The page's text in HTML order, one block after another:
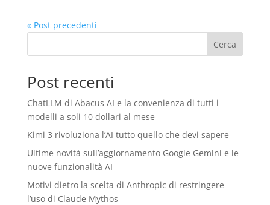
« Post precedenti
Cerca
Post recenti
ChatLLM di Abacus AI e la convenienza di tutti i
modelli a soli 10 dollari al mese
Kimi 3 rivoluziona l’AI tutto quello che devi sapere
Ultime novità sull’aggiornamento Google Gemini e le
nuove funzionalità AI
Motivi dietro la scelta di Anthropic di restringere
l’uso di Claude Mythos